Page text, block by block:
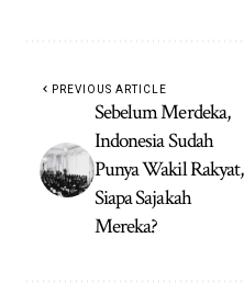
PREVIOUS ARTICLE
Sebelum Merdeka,
Indonesia Sudah
Punya Wakil Rakyat,
Siapa Sajakah
Mereka?